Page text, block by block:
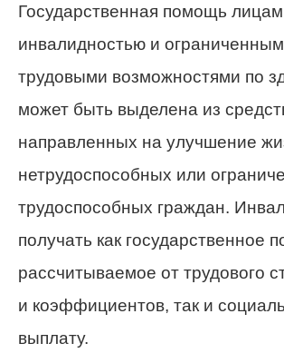
Государственная помощь
инвалидностью и
трудовыми возможностями по
может быть выделена из
направленных на улучшение
нетрудоспособных или
трудоспособных граждан.
получать как государственное
рассчитываемое от трудового
и коэффициентов, так и
выплату.